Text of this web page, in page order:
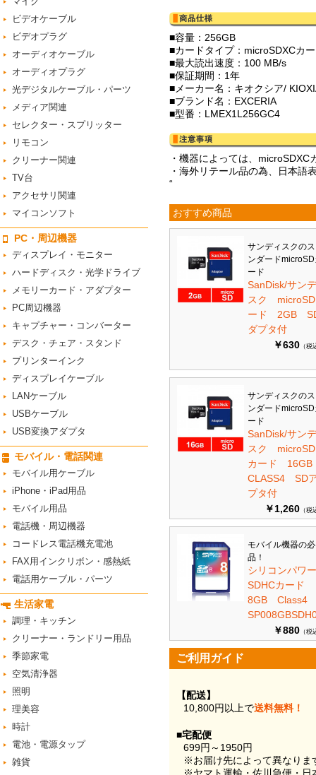
ビデオケーブル
ビデオプラグ
オーディオケーブル
オーディオプラグ
光デジタルケーブル・パーツ
メディア関連
セレクター・スプリッター
リモコン
クリーナー関連
TV台
アクセサリ関連
マイコンソフト
PC・周辺機器
ディスプレイ・モニター
ハードディスク・光学ドライブ
メモリーカード・アダプター
PC周辺機器
キャプチャー・コンバーター
デスク・チェア・スタンド
プリンターインク
ディスプレイケーブル
LANケーブル
USBケーブル
USB変換アダプタ
モバイル・電話関連
モバイル用ケーブル
iPhone・iPad用品
モバイル用品
電話機・周辺機器
コードレス電話機充電池
FAX用インクリボン・感熱紙
電話用ケーブル・パーツ
生活家電
調理・キッチン
クリーナー・ランドリー用品
季節家電
空気清浄器
照明
理美容
時計
電池・電源タップ
雑貨
■容量：256GB
■カードタイプ：microSDXCカ
■最大読出速度：100 MB/s
■保証期間：1年
■メーカー名：キオクシア/
■ブランド名：EXCERIA
■型番：LMEX1L256GC4
・機器によっては、
・海外リテール品の為、日本語
“
おすすめ商品
サンディスクの
ンダード
ード
SanDisk/サン
スク
ード 2GB
ダプタ付
￥630 （税
サンディスクの
ンダード
ード
SanDisk/サン
スク
カード
CLASS4 SD
プタ付
￥1,260 （税
モバイル機器の
品！
シリコンパ
SDHCカード
8GB
￥880 （税
ご利用ガイド
【配送】
10,800円以上で送料無料！
■宅配便
699円～1950円
※お届け先によって異なりま